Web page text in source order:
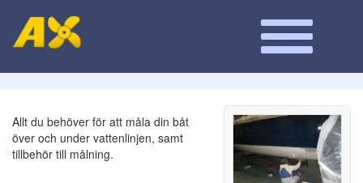
Allt du behöver för att måla din båt
över och under vattenlinjen, samt
tillbehör till målning.